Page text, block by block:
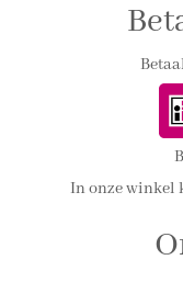
In onze winkel